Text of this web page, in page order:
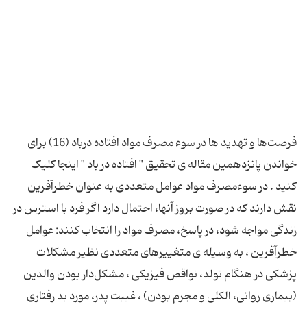
فرصت‌ها و تهدید ها در سوء‌ مصرف مواد افتاده درباد (16) برای
خواندن پانزدهمین مقاله ی تحقیق " افتاده در باد " اینجا کلیک
کنید . در سوءمصرف مواد عوامل متعددی به عنوان خطر‌آفرین
نقش دارند که در صورت بروز آنها، احتمال دارد اگر فرد با استرس در
زندگی مواجه شود، در پاسخ، مصرف مواد را انتخاب کنند: عوامل
خطر‌آفرین ، به وسیله ی متغییرهای متعددی نظیر مشکلات
پزشکی در هنگام تولد، نواقص فیزیکی ، مشکل‌دار بودن والدین
(بیماری روانی، الکلی و مجرم بودن) ، غیبت‌ پدر، مورد بد رفتاری